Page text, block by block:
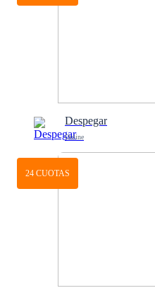
Despegar
Online
24 CUOTAS